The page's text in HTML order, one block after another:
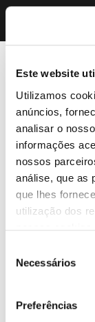
Este website
Utilizamos
anúncios,
analisar o
informações
nossos
análise, que as
que lhes
utilização dos
Necessários
Preferências